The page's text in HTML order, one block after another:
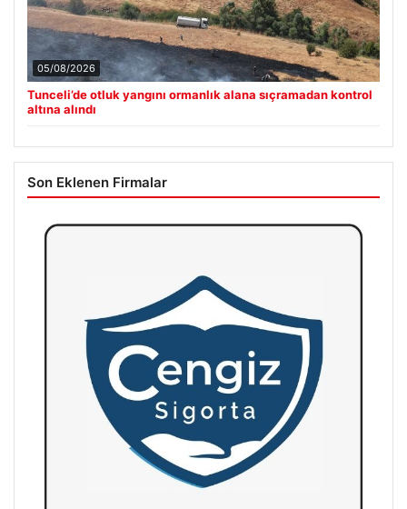
05/08/2026
Tunceli’de otluk yangını ormanlık alana sıçramadan kontrol
altına alındı
Son Eklenen Firmalar